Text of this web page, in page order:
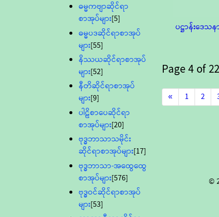
ဓမ္မကဗျာဆိုင်ရာ
စာအုပ်များ[5]
ဓမ္မပဒဆိုင်ရာစာအုပ်
များ[55]
နိဿယဆိုင်ရာစာအုပ်
များ[52]
နီတိဆိုင်ရာစာအုပ်
များ[9]
ပါဠိစာပေဆိုင်ရာ
စာအုပ်များ[20]
ဗုဒ္ဓဘာသာသမိုင်း
ဆိုင်ရာစာအုပ်များ[17]
ဗုဒ္ဓဘာသာ-အထွေထွေ
စာအုပ်များ[576]
ဗုဒ္ဓဝင်ဆိုင်ရာစာအုပ်
များ[53]
ပဋ္ဌာန်းဒေသန
Page4of22
« 1 2
©